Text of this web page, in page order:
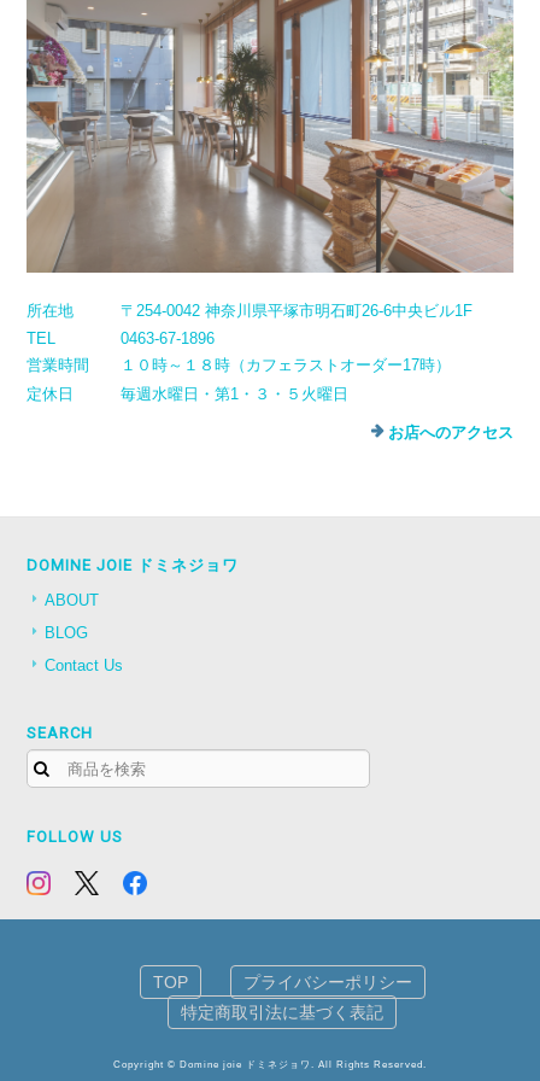
所在地
〒254-0042 神奈川県平塚市明石町26-6中央ビル1F
TEL
0463-67-1896
営業時間
１０時～１８時（カフェラストオーダー17時）
定休日
毎週水曜日・第1・３・５火曜日
お店へのアクセス
DOMINE JOIE ドミネジョワ
ABOUT
BLOG
Contact Us
SEARCH
FOLLOW US
TOP
プライバシーポリシー
特定商取引法に基づく表記
Copyright © Domine joie ドミネジョワ. All Rights Reserved.